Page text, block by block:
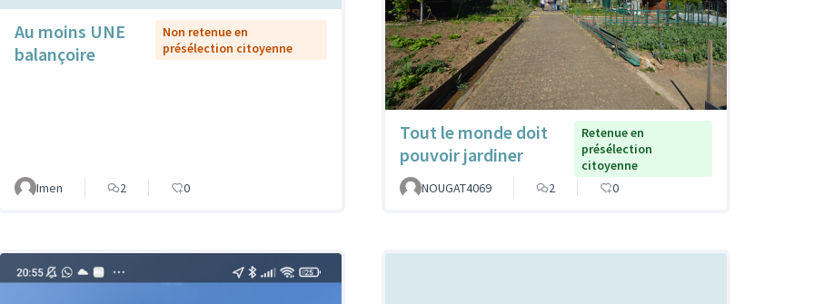
Au moins UNE
balançoire
Non retenue en
présélection citoyenne
Imen 2 0
Tout le monde doit
pouvoir jardiner
Retenue en
présélection
citoyenne
NOUGAT4069
2 0